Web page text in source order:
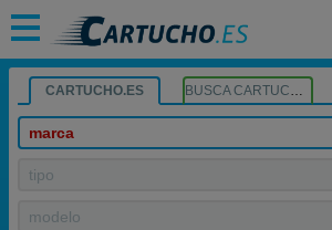
CARTUCHO.ES BUSCA CARTUCHOS
marca
tipo
modelo